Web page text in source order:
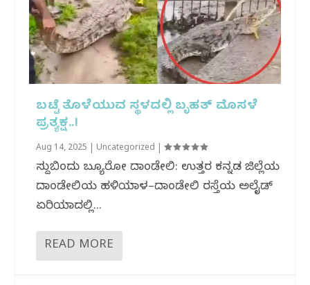
ಬಟ್ಟೆ ತೊಳೆಯುವ ಸ್ಥಳದಲ್ಲಿ ಬೃಹತ್ ಮೊಸಳೆ
ಪ್ರತ್ಯಕ್ಷ..!
Aug 14, 2025 Uncategorized |
ಸುದ್ದಿಬಿಂದು ಬ್ಯೂರೋ ದಾಂಡೇಲಿ: ಉತ್ತರ ಕನ್ನಡ ಜಿಲ್ಲೆಯ
ದಾಂಡೇಲಿಯ ಹಳಿಯಾಳ–ದಾಂಡೇಲಿ ರಸ್ತೆಯ ಅಲೈಡ್
ಏರಿಯಾದಲ್ಲಿ...
READ MORE